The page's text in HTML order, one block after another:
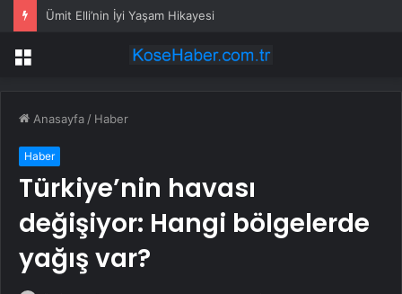
Ümit Elli’nin İyi Yaşam Hikayesi
Menü
Anasayfa / Haber
Haber
Türkiye’nin havası
değişiyor: Hangi bölgelerde
yağış var?